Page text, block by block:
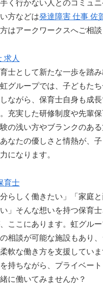
く行かない人とのコミュ
方などは発達障害 仕事 佐
はアークワークスへご相談
求人
士として新たな一歩を踏
グループでは、子どもた
ながら、保育士自身も成
充実した研修制度や先輩
の浅い方やブランクのあ
なたの優しさと情熱が、
になります。
育士
分らしく働きたい」「家庭
」そんな想いを持つ保育
ここにあります。虹グル
相談が可能な施設もあり
軟な働き方を支援してい
持ちながら、プライベー
に働いてみませんか？